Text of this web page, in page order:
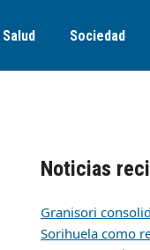
Salud Sociedad
Noticias
Granisori
Sorihuela como